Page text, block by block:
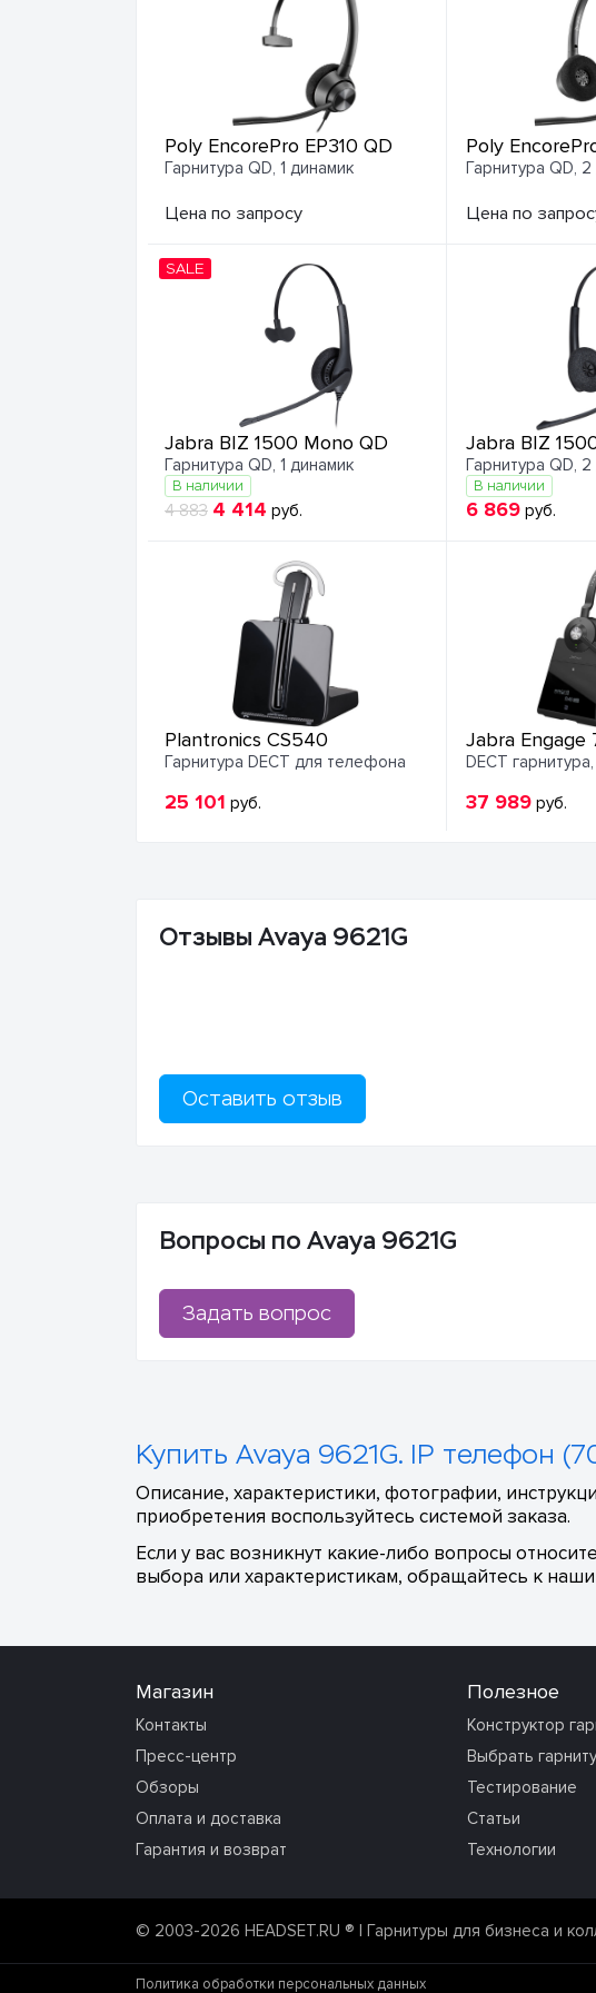
Poly EncorePro EP310 QD
Гарнитура QD, 1 динамик
Цена по запросу
Poly
Гарнитура QD,
Цена по
SALE
Jabra BIZ 1500 Mono QD
Гарнитура QD, 1 динамик
В наличии
4 883 4 414 руб.
Jabra BIZ
Гарнитура QD,
В наличии
6 869руб.
Plantronics CS540
Гарнитура DECT для телефона
25 101 руб.
Jabra Engage
DECT
37 989руб.
Отзывы Avaya 9621G
Оставить отзыв
Вопросы по Avaya 9621G
Задать вопрос
Купить Avaya 9621G. IP телефон
Описание, характеристики, фотографии,
приобретения воспользуйтесь системой заказа.
Если у вас возникнут какие-либо вопросы
выбора или характеристикам, обращайтесь к
Магазин
Контакты
Пресс-центр
Обзоры
Оплата и доставка
Гарантия и возврат
Полезное
Конструктор
Выбрать
Тестирование
Статьи
Технологии
© 2003-2026 HEADSET.RU ® | Гарнитуры для бизнеса и
Политика обработки персональных данных